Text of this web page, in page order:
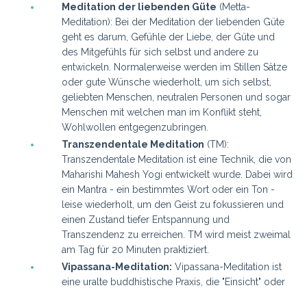
Meditation der liebenden Güte (Metta-
Meditation): Bei der Meditation der liebenden Güte
geht es darum, Gefühle der Liebe, der Güte und
des Mitgefühls für sich selbst und andere zu
entwickeln. Normalerweise werden im Stillen Sätze
oder gute Wünsche wiederholt, um sich selbst,
geliebten Menschen, neutralen Personen und sogar
Menschen mit welchen man im Konflikt steht,
Wohlwollen entgegenzubringen.
Transzendentale Meditation (TM):
Transzendentale Meditation ist eine Technik, die von
Maharishi Mahesh Yogi entwickelt wurde. Dabei wird
ein Mantra - ein bestimmtes Wort oder ein Ton -
leise wiederholt, um den Geist zu fokussieren und
einen Zustand tiefer Entspannung und
Transzendenz zu erreichen. TM wird meist zweimal
am Tag für 20 Minuten praktiziert.
Vipassana-Meditation: Vipassana-Meditation ist
eine uralte buddhistische Praxis, die "Einsicht" oder